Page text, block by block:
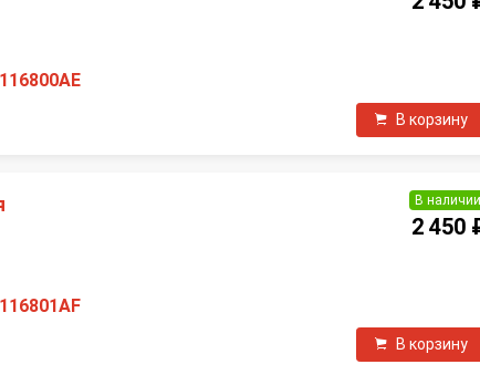
В корзину
В наличии
2 450
В корзину